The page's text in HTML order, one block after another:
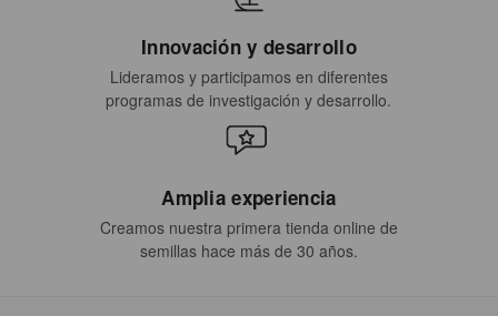
Innovación y desarrollo
Lideramos y participamos en diferentes
programas de investigación y desarrollo.
Amplia experiencia
Creamos nuestra primera tienda online de
semillas hace más de 30 años.